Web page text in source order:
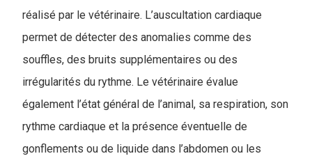
réalisé par le vétérinaire. L’auscultation cardiaque
permet de détecter des anomalies comme des
souffles, des bruits supplémentaires ou des
irrégularités du rythme. Le vétérinaire évalue
également l’état général de l’animal, sa respiration, son
rythme cardiaque et la présence éventuelle de
gonflements ou de liquide dans l’abdomen ou les